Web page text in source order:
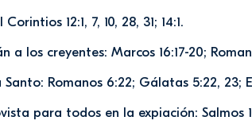
12:1, 7, 10, 28, 31; 14:1.
a los creyentes: Marcos 16:17-20;
Romanos 6:22; Gálatas 5:22, 23;
para todos en la expiación: Salmos